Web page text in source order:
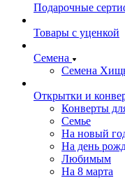
Подарочные
Товары с уценкой
Семена
Семена
Открытки и
Конверты
Семье
На новый
На день
Любимым
На 8 марта